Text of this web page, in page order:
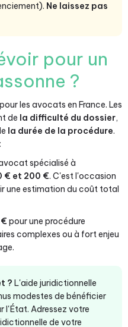
Ne laissez pas
pour un
?
les avocats en France. Les
de la difficulté du dossier,
la durée de la procédure.
spécialisé à
€ et 200 €. C'est l'occasion
une estimation du coût total
pour une procédure
complexes ou à fort enjeu
? L'aide juridictionnelle
modestes de bénéficier
l'État. Adressez votre
de votre